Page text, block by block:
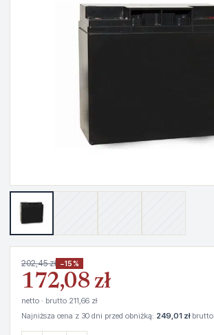
202,45 zł −15%
172,08 zł
netto · brutto 211,66 zł
Najniższa cena z 30 dni przed obniżką: 249,01 złbrutto